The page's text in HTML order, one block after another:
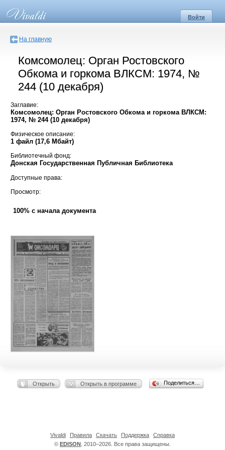
Войти
На главную
Комсомолец: Орган Ростовского
Обкома и горкома ВЛКСМ: 1974, №
244 (10 декабря)
Заглавие:
Комсомолец: Орган Ростовского Обкома и горкома ВЛКСМ:
1974, № 244 (10 декабря)
Физическое описание:
1 файл (17,6 Мбайт)
Библиотечный фонд:
Донская Государственная Публичная Библиотека
Доступные права:
Просмотр:
100% с начала документа
Открыть Открыть в программе Поделиться…
© EDISON , 2010–2026. Все права защищены.
Vivaldi Правила Скачать Поддержка Справка